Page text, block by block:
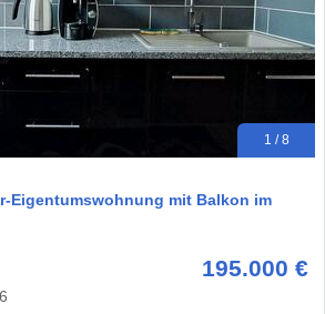
1 / 8
Eigentumswohnung mit Balkon im
195.000 €